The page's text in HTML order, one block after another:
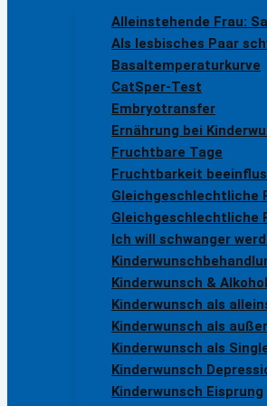
Alleinstehende Frau:
Als lesbisches Paar
Basaltemperaturkurve
CatSper-Test
Embryotransfer
Ernährung bei
Fruchtbare Tage
Fruchtbarkeit
Gleichgeschlechtliche
Gleichgeschlechtliche
Ich will schwanger
Kinderwunsch & Alkohol
Kinderwunsch als
Kinderwunsch als
Kinderwunsch als
Kinderwunsch
Kinderwunsch Eisprung